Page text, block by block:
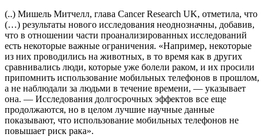
(..) Мишель Митчелл, глава Cancer Research UK, отметила, что
(…) результаты нового исследования неоднозначны, добавив,
что в отношении части проанализированных исследований
есть некоторые важные ограничения. «Например, некоторые
из них проводились на животных, в то время как в других
сравнивались люди, которые уже болели раком, и их просили
припомнить использование мобильных телефонов в прошлом,
а не наблюдали за людьми в течение времени, — указывает
она. — Исследования долгосрочных эффектов все еще
продолжаются, но в целом лучшие научные данные
показывают, что использование мобильных телефонов не
повышает риск рака».